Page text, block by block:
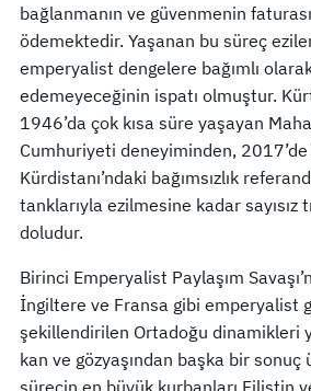
bağlanmanın ve güvenmenin
ödemektedir. Yaşanan bu süreç
emperyalist dengelere bağımlı
edemeyeceğinin ispatı olmuştur.
1946’da çok kısa süre yaşayan
Cumhuriyeti deneyiminden,
Kürdistanı’ndaki bağımsızlık
tanklarıyla ezilmesine kadar sayısız
doludur.
Birinci Emperyalist Paylaşım
İngiltere ve Fransa gibi emperyalist
şekillendirilen Ortadoğu dinamikleri
kan ve gözyaşından başka bir
sürecin en büyük kurbanları Filistin